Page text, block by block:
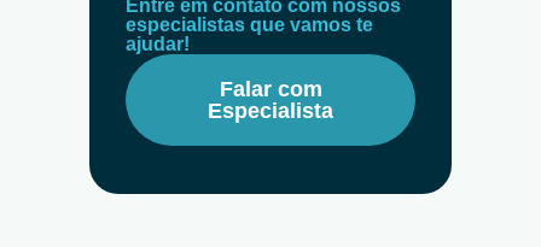
Entre em contato com nossos
especialistas que vamos te
ajudar!
Falar com
Especialista